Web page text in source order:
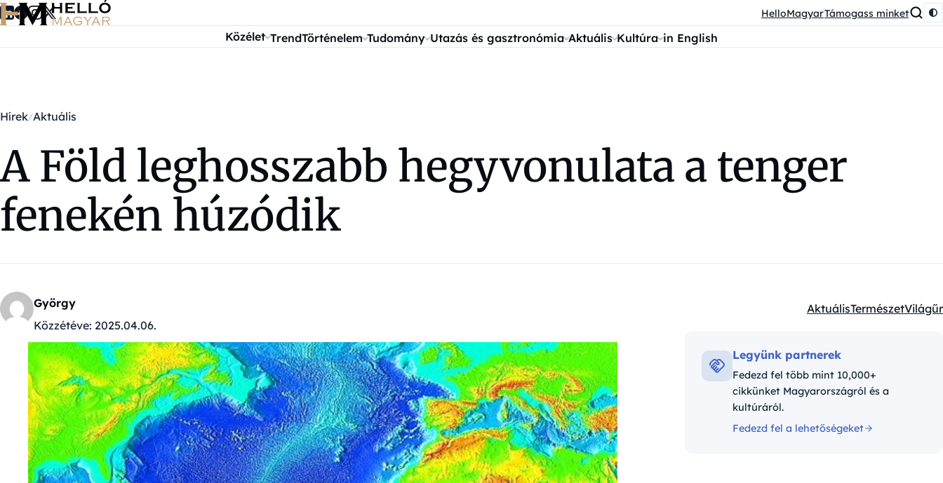
Ugrás a tartalomra HelloMagyarTámogass minket
Közélet TrendTörténelem Tudomány Utazás és gasztronómia Aktuális Kultúra in English
Hírek Aktuális
A Föld leghosszabb hegyvonulata a tenger
fenekén húzódik
György
Közzétéve: 2025.04.06.
Kategóriák:
AktuálisTermészetVilágűr
Legyünk partnerek
Fedezd fel több mint 10,000+
cikkünket Magyarországról és a
kultúráról.
Fedezd fel a lehetőségeket